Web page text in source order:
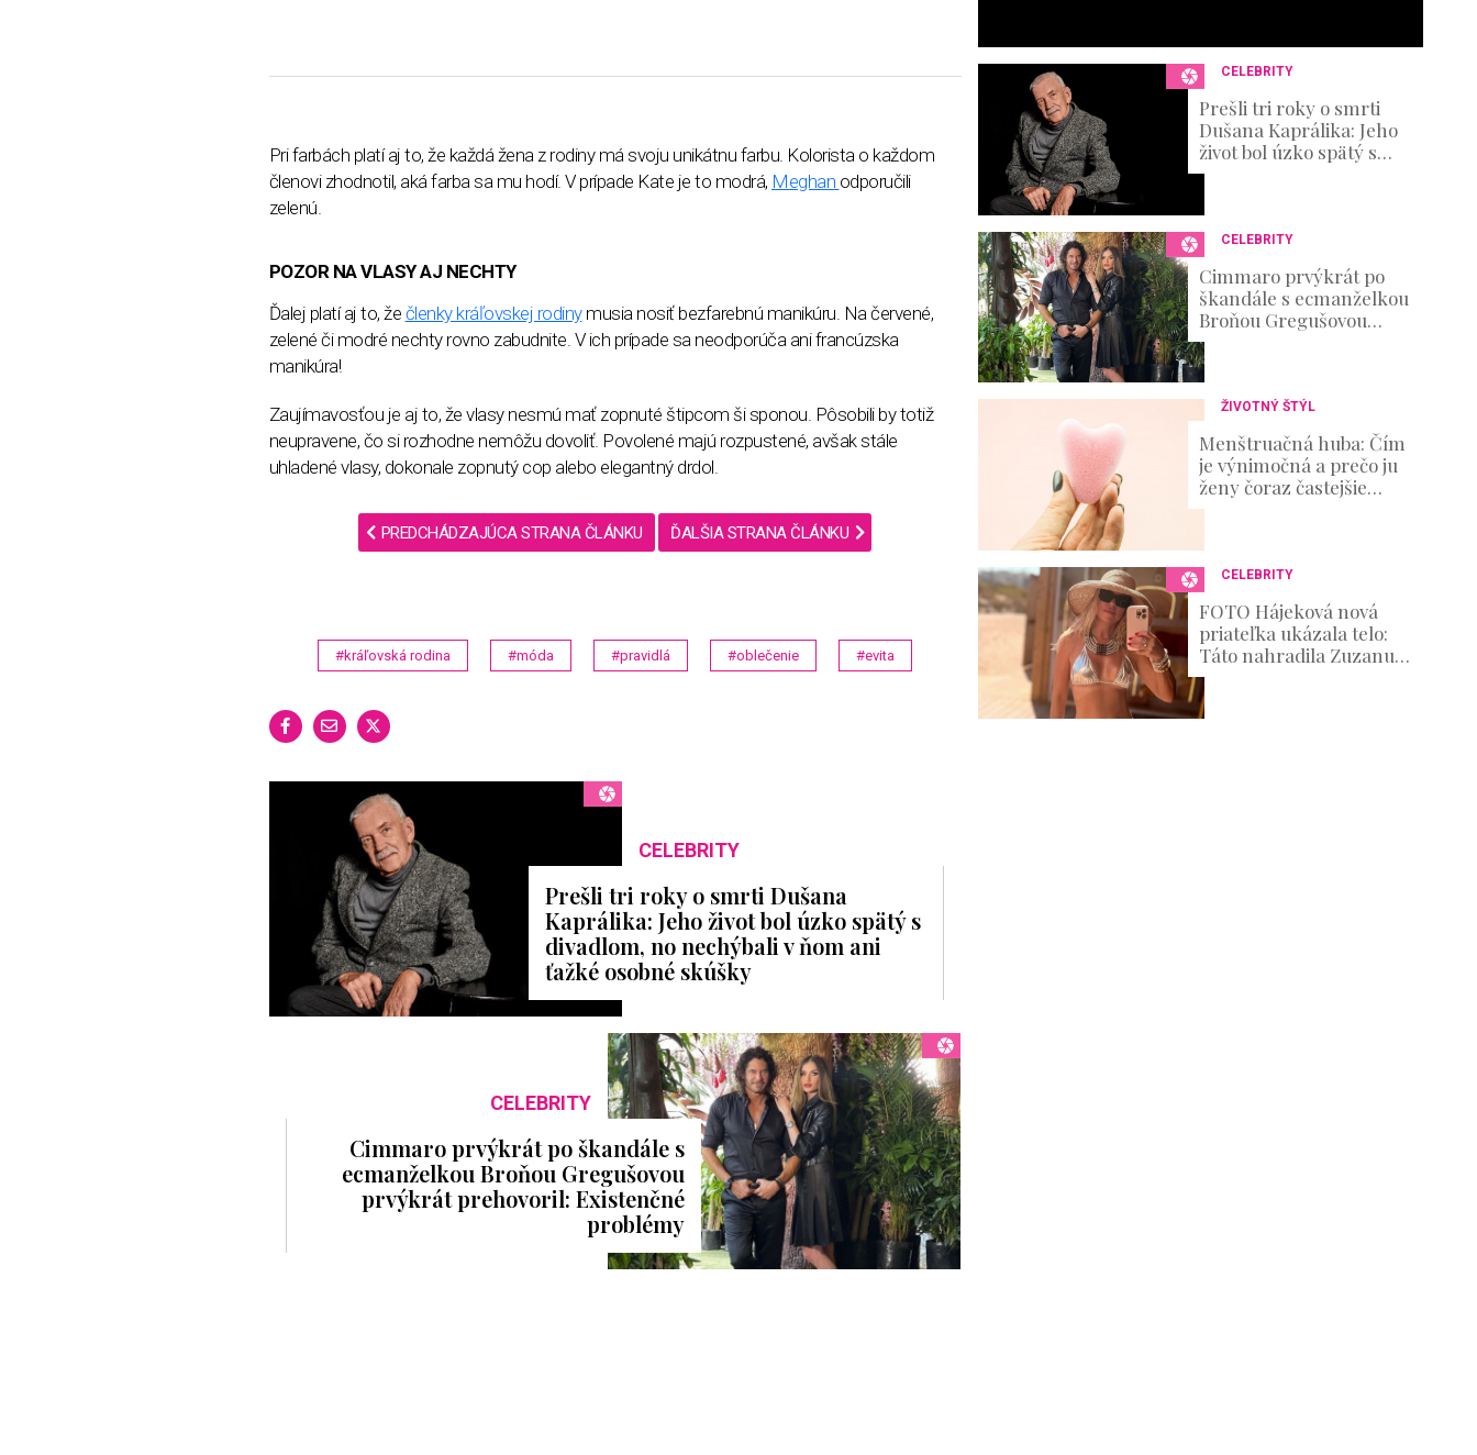
Pri farbách platí aj to, že každá žena z rodiny má svoju unikátnu farbu. Kolorista o každom
členovi zhodnotil, aká farba sa mu hodí. V prípade Kate je to modrá, Meghan odporučili
zelenú.
POZOR NA VLASY AJ NECHTY
Ďalej platí aj to, že členky kráľovskej rodinymusia nosiť bezfarebnú manikúru. Na červené,
zelené či modré nechty rovno zabudnite. V ich prípade sa neodporúča ani francúzska
manikúra!
Zaujímavosťou je aj to, že vlasy nesmú mať zopnuté štipcom ši sponou. Pôsobili by totiž
neupravene, čo si rozhodne nemôžu dovoliť. Povolené majú rozpustené, avšak stále
uhladené vlasy, dokonale zopnutý cop alebo elegantný drdol.
PREDCHÁDZAJÚCA STRANA ČLÁNKU ĎALŠIA STRANA ČLÁNKU
#kráľovská rodina #móda #pravidlá #oblečenie #evita
CELEBRITY
Prešli tri roky o smrti Dušana
Kaprálika: Jeho život bol úzko spätý s
divadlom, no nechýbali v ňom ani
ťažké osobné skúšky
CELEBRITY
Cimmaro prvýkrát po škandále s
ecmanželkou Broňou Gregušovou
prvýkrát prehovoril: Existenčné
problémy
CELEBRITY
Prešli tri roky o smrti
Dušana Kaprálika: Jeho
život bol úzko spätý s
divadlom, no nechýbali v
skúšky
CELEBRITY
Cimmaro prvýkrát po
škandále s ecmanželkou
Broňou Gregušovou
prvýkrát prehovoril:
Existenčné problémy
ŽIVOTNÝ ŠTÝL
Menštruačná huba: Čím
je výnimočná a prečo ju
ženy čoraz častejšie
skúšajú?
CELEBRITY
FOTO Hájeková nová
priateľka ukázala telo:
Táto nahradila Zuzanu
Belohorcovú